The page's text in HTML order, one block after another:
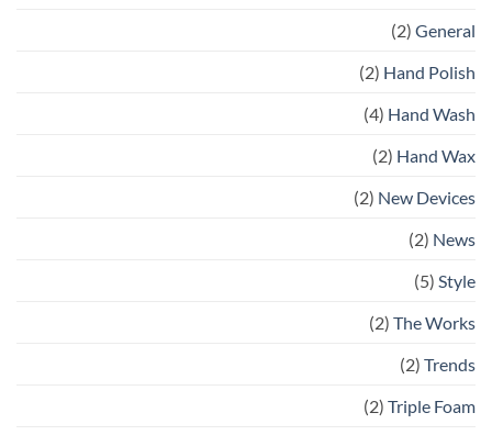
General
(2)
Hand Polish
(2)
Hand Wash
(4)
Hand Wax
(2)
New Devices
(2)
News
(2)
Style
(5)
The Works
(2)
Trends
(2)
Triple Foam
(2)